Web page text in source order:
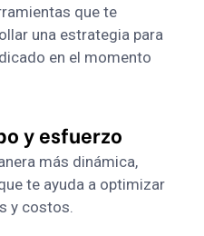
que te
una estrategia para
en el momento
y esfuerzo
más dinámica,
te ayuda a optimizar
y costos.